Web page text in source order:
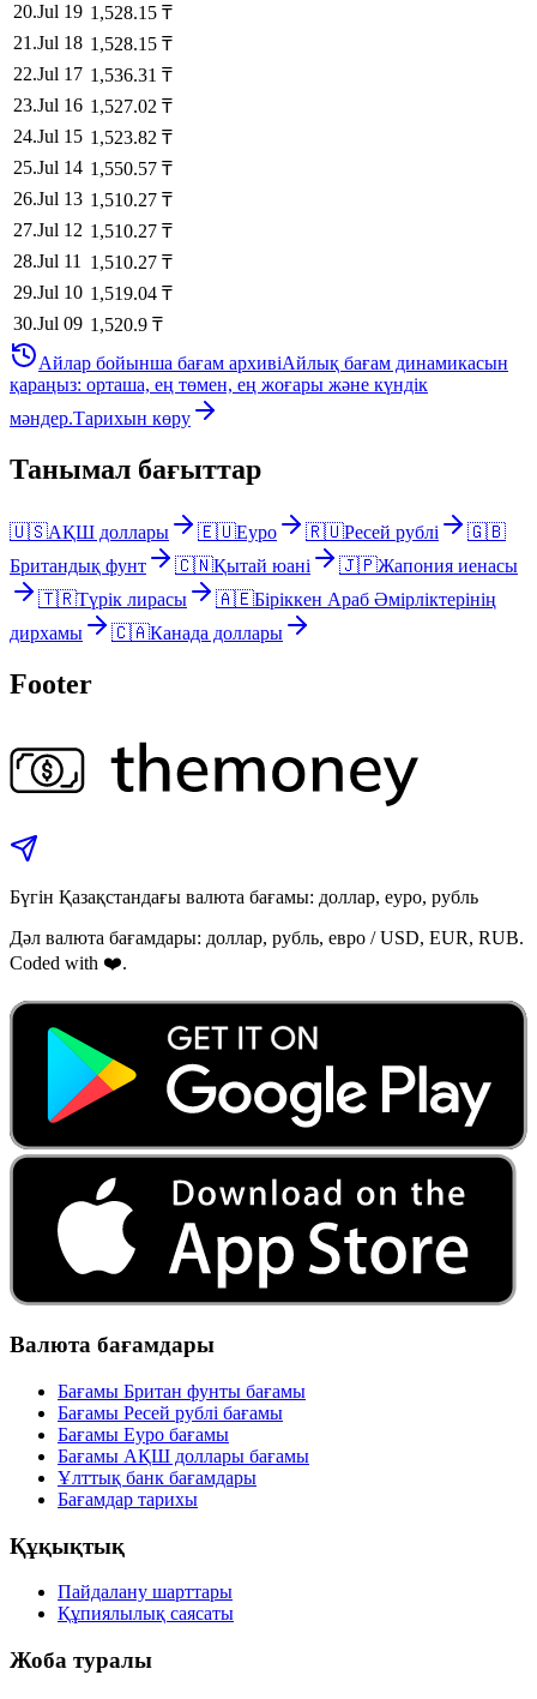
20.Jul 19 1,528.15 ₸
21 .Jul 18 1,528.15 ₸
22.Jul 17 1,536.31 ₸
23.Jul 16 1,527.02 ₸
24.Jul 15 1,523.82 ₸
25.Jul 14 1,550.57 ₸
26.Jul 13 1,510.27 ₸
27.Jul 12 1,510.27 ₸
28.Jul 11 1,510.27 ₸
29.Jul 10 1,519.04 ₸
30.Jul 09 1,520.9 ₸
Айлар бойынша бағам архивіАйлық бағам динамикасын
қараңыз: орташа, ең төмен, ең жоғары және күндік
мәндер.Тарихын көру
Танымал бағыттар
🇺🇸АҚШ доллары 🇪🇺Еуро 🇷🇺Ресей рублі
🇬🇧
Британдық фунт
🇨🇳Қытай юані 🇯🇵Жапония иенасы
🇹🇷Түрік лирасы 🇦🇪Біріккен Араб Әмірліктерінің
дирхамы
🇨🇦Канада доллары
Footer
Бүгін Қазақстандағы валюта бағамы: доллар, еуро, рубль
Дәл валюта бағамдары: доллар, рубль, евро / USD, EUR, RUB.
Coded with ❤️.
Валюта бағамдары
Бағамы Британ фунты бағамы
Бағамы Ресей рублі бағамы
Бағамы Еуро бағамы
Бағамы АҚШ доллары бағамы
Ұлттық банк бағамдары
Бағамдар тарихы
Құқықтық
Пайдалану шарттары
Құпиялылық саясаты
Жоба туралы